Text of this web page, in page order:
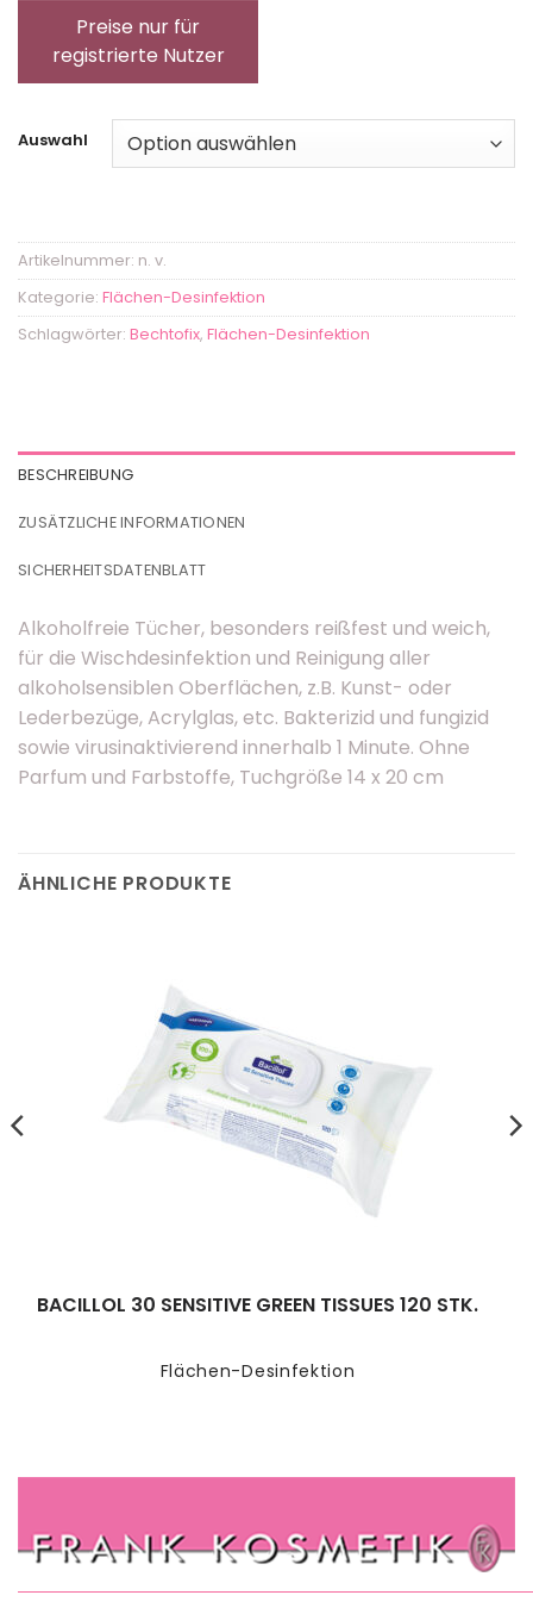
Preise nur für
registrierte Nutzer
Auswahl
Artikelnummer: n. v.
Kategorie: Flächen-Desinfektion
Schlagwörter: Bechtofix, Flächen-Desinfektion
BESCHREIBUNG
ZUSÄTZLICHE INFORMATIONEN
SICHERHEITSDATENBLATT
Alkoholfreie Tücher, besonders reißfest und weich,
für die Wischdesinfektion und Reinigung aller
alkoholsensiblen Oberflächen, z.B. Kunst- oder
Lederbezüge, Acrylglas, etc. Bakterizid und fungizid
sowie virusinaktivierend innerhalb 1 Minute. Ohne
Parfum und Farbstoffe, Tuchgröße 14 x 20 cm
ÄHNLICHE PRODUKTE
Flächen-Desinfektion
BACILLOL 30 SENSITIVE GREEN TISSUES 120 STK.